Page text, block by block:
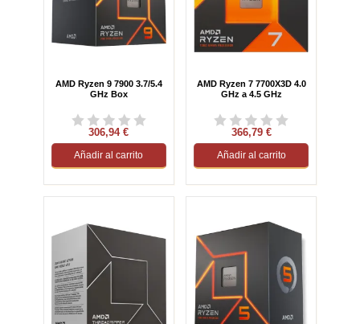
AMD Ryzen 9 7900 3.7/5.4
GHz Box
306,94 €
Añadir al carrito
AMD Ryzen 7 7700X3D 4.0
GHz a 4.5 GHz
366,79 €
Añadir al carrito